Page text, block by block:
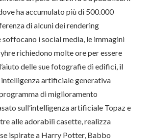
ha accumulato più di 500.000
di alcuni dei rendering
soffocano i social media, le immagini
richiedono molte ore per essere
delle sue fotografie di edifici, il
artificiale generativa
di miglioramento
sull’intelligenza artificiale Topaz e
alle adorabili casette, realizza
ispirate a Harry Potter, Babbo